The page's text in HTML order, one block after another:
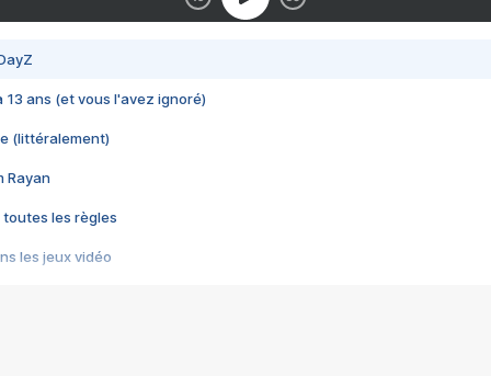
13 ans (et vous l'avez ignoré)
(littéralement)
Rayan
toutes les règles
les jeux vidéo